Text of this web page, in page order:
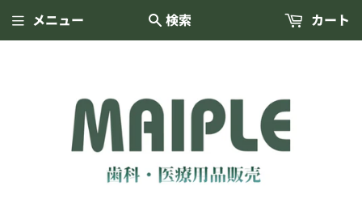
メニュー 検索 カート